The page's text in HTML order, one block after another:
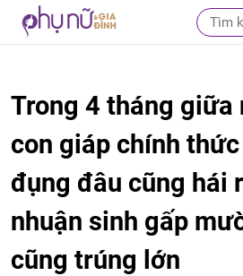
Trong 4 tháng giữa
con giáp chính
đụng đâu cũng hái
nhuận sinh gấp
cũng trúng lớn